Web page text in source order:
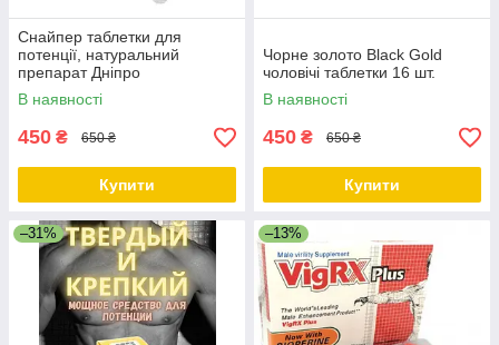
Снайпер таблетки для
потенції, натуральний
препарат Дніпро
В наявності
450 ₴ 650 ₴
Купити
Чорне золото Black Gold
чоловічі таблетки 16 шт.
В наявності
450 ₴ 650 ₴
Купити
–31% –13%